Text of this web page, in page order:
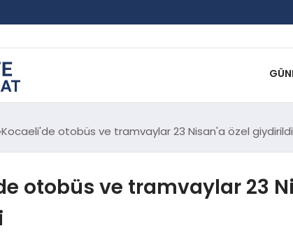
Kocaeli'de otobüs ve tramvaylar 23 Nisan'a özel giydirildi
otobüs ve tramvaylar 23